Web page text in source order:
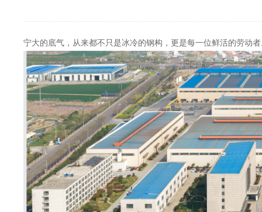
宁大的底气，从来都不只是冰冷的钢构，更是每一位鲜活的劳动